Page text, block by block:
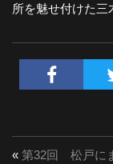
所を魅せ付けた三
« 第32回 松戸に